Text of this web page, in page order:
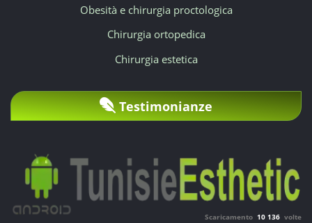
Obesità e chirurgia proctologica
Chirurgia ortopedica
Chirurgia estetica
Testimonianze
Scaricamento 10 136 volte